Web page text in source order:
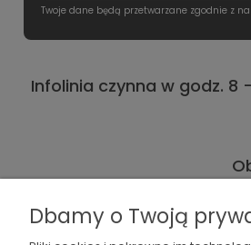
Twoje dane będą przetwarzane zgodnie z
Infolinia czynna w godz. 8
Dbamy o Twoją